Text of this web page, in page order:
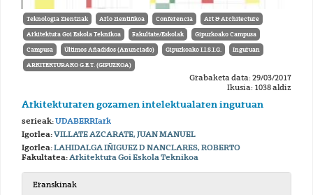
Teknologia Zientziak Arlo zientifikoa Conferencia Art & Architecture
Arkitektura Goi Eskola Teknikoa Fakultate/Eskolak Gipuzkoako Campusa
Campusa Últimos Añadidos (Anunciado) Gipuzkoako I.I.S.I.G. Inguruan
ARKITEKTURAKO G.E.T. (GIPUZKOA)
Grabaketa data: 29/03/2017
Ikusia: 1038 aldiz
Arkitekturaren gozamen intelektualaren inguruan
serieak:UDABERRIark
Igorlea:VILLATE AZCARATE, JUAN MANUEL
Igorlea:LAHIDALGA IÑIGUEZ D NANCLARES, ROBERTO
Fakultatea:Arkitektura Goi Eskola Teknikoa
Eranskinak